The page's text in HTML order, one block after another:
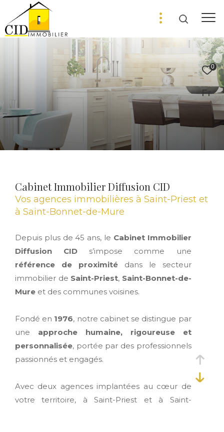
0
Fr
Cabinet Immobilier Diffusion CID
Vos agences immobilières à Saint-Priest et
à Saint-Bonnet-de-Mure
Depuis plus de 45 ans, le Cabinet Immobilier
Diffusion CID s’impose comme une
référence de proximitédans le secteur
immobilier de Saint-Priest, Saint-Bonnet-de-
Mure et des communes voisines.
Fondé en 1976, notre cabinet se distingue par
une approche humaine, rigoureuse et
personnalisée, portée par des professionnels
passionnés et engagés.
Avec deux agences implantées au cœur de
votre territoire, à Saint-Priest et à Saint-